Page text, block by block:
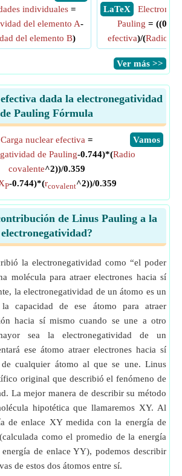
individuales=
del elemento A-
del elemento B)
​ LaTeX
Pauling =
efectiva)/(Radio
​Ver más >>
dada la electronegatividad
de Pauling Fórmula
​Vamos
Carga nuclear efectiva =
de Pauling-0.744)*(Radio
covalente^2))/0.359
P-0.744)*(rcovalent^2))/0.359
de Linus Pauling a la
electronegatividad?
la electronegatividad como “el poder
molécula para atraer electrones hacia sí
la electronegatividad de un átomo es un
capacidad de ese átomo para atraer
hacia sí mismo cuando se une a otro
sea la electronegatividad de un
ese átomo atraer electrones hacia sí
cualquier átomo al que se une. Linus
original que describió el fenómeno de
La mejor manera de describir su método
hipotética que llamaremos XY. Al
de enlace XY medida con la energía de
como el promedio de la energía
de enlace YY), podemos describir
de estos dos átomos entre sí.